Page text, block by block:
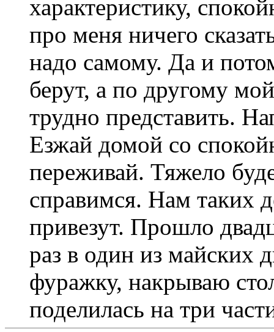
характеристику,
про меня ничего
надо самому. Да и
берут, а по другому
трудно представить.
Езжай домой со
переживай. Тяжело
справимся. Нам таких
привезут. Прошло
раз в один из майских
фуражку, накрываю
поделилась на три